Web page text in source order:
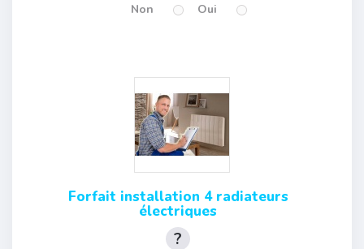
Non Oui
Forfait installation 4 radiateurs
électriques